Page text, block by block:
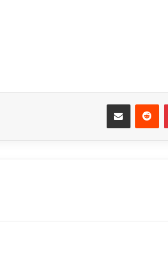
بينتيريست
‏Reddit مشاركة عبر البريد